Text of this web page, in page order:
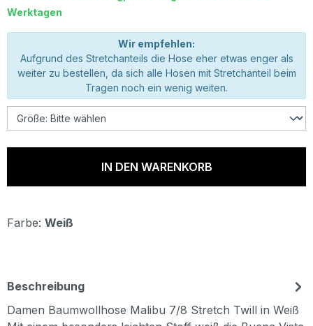
Werktagen
Wir empfehlen:
Aufgrund des Stretchanteils die Hose eher etwas enger als
weiter zu bestellen, da sich alle Hosen mit Stretchanteil beim
Tragen noch ein wenig weiten.
IN DEN WARENKORB
Farbe: Weiß
Beschreibung
Damen Baumwollhose Malibu 7/8 Stretch Twill in Weiß